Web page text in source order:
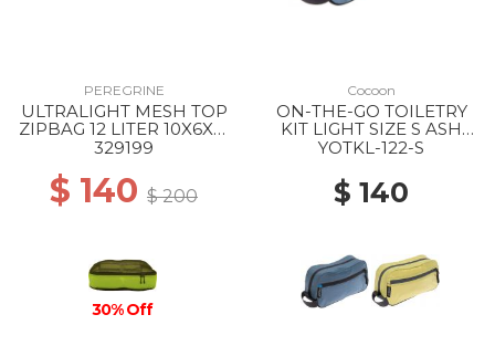
PEREGRINE
ULTRALIGHT MESH TOP
ZIPBAG 12 LITER 10X6X21
INCH --
329199
$ 140 $ 200
30% Off
Cocoon
ON-THE-GO TOILETRY
KIT LIGHT SIZE S ASH
BLUE
YOTKL-122-S
$ 140